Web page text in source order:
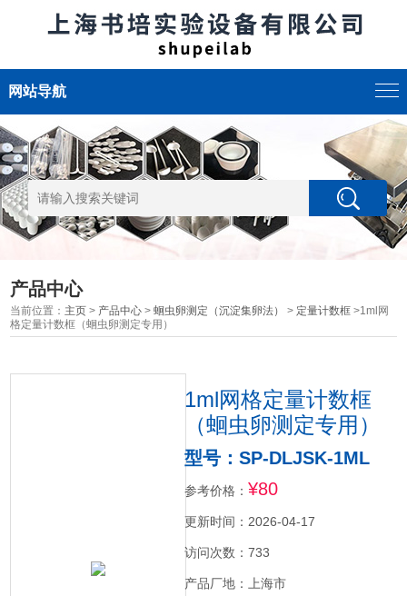
网站导航
产品中心
当前位置： 主页 > 产品中心 >蛔虫卵测定（沉淀集卵法） > 定量计数框 >1ml网
格定量计数框（蛔虫卵测定专用）
1ml网格定量计数框
（蛔虫卵测定专用）
型号：SP-DLJSK-1ML
参考价格： ¥80
更新时间：2026-04-17
访问次数：733
产品厂地：上海市